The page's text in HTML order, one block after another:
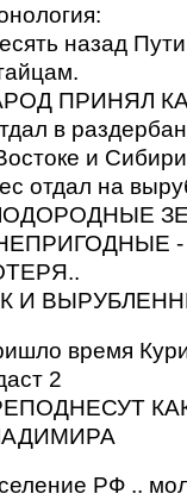
назад
ПРИНЯЛ
в
и
отдал на
И
время
2
РФ ..